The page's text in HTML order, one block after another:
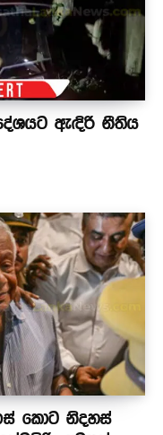
ඇඳිරි නීතිය
කොට නිදහස්